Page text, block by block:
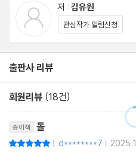
저 : 김유원
관심작가 알림신청
출판사 리뷰
회원리뷰 (18건)
종이책 돌
| d********7 |